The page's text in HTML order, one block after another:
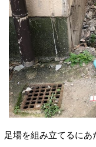
足場を組み立てるに